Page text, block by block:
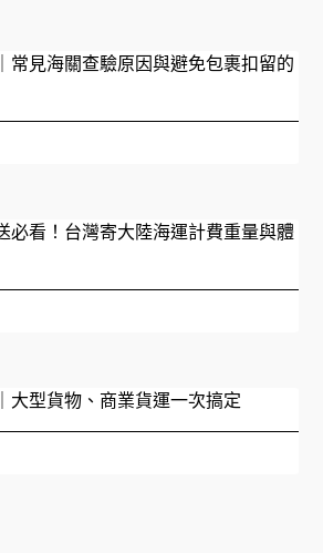
常見海關查驗原因與避免包裹扣留的
必看！台灣寄大陸海運計費重量與體
大型貨物、商業貨運一次搞定